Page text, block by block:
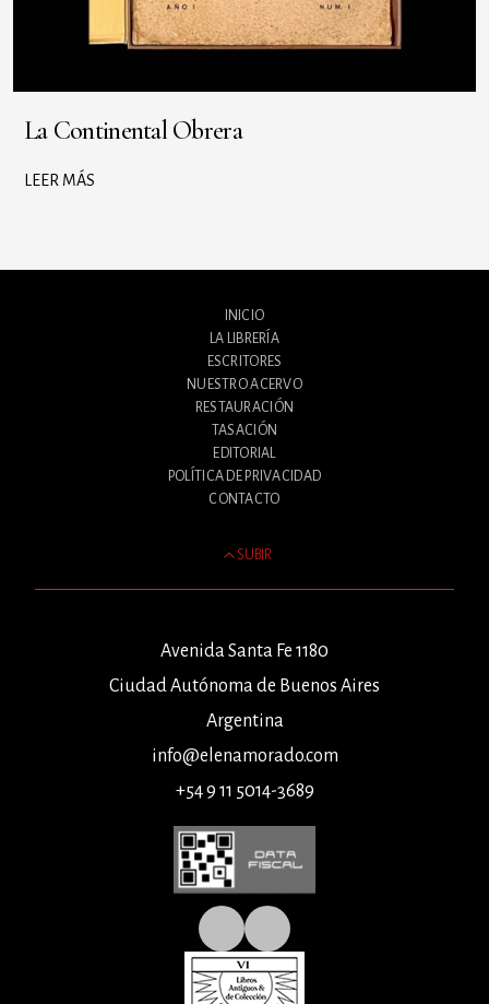
La Continental Obrera
LEER MÁS
INICIO
LA LIBRERÍA
ESCRITORES
NUESTRO ACERVO
RESTAURACIÓN
TASACIÓN
EDITORIAL
POLÍTICA DE PRIVACIDAD
CONTACTO
SUBIR
Avenida Santa Fe 1180
Ciudad Autónoma de Buenos Aires
Argentina
info@elenamorado.com
+54 9 11 5014-3689